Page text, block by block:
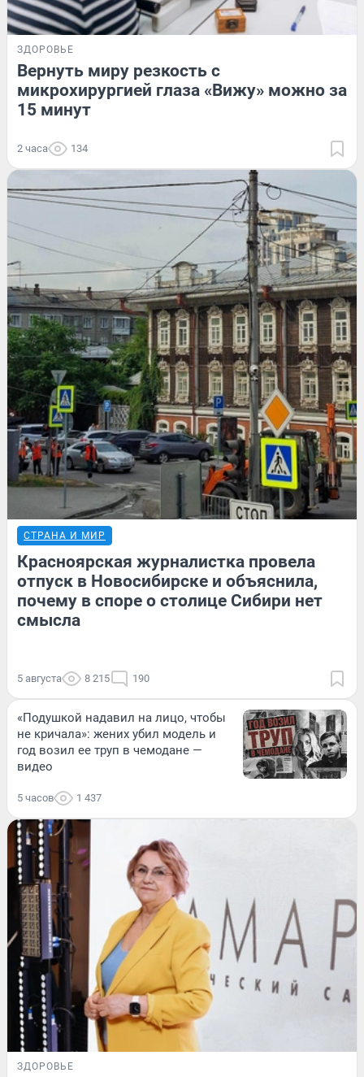
ЗДОРОВЬЕ
Вернуть миру резкость с
микрохирургией глаза «Вижу» можно за
15 минут
2 часа 134
СТРАНА И МИР
Красноярская журналистка провела
отпуск в Новосибирске и объяснила,
почему в споре о столице Сибири нет
смысла
5 августа 8 215 190
«Подушкой надавил на лицо, чтобы
не кричала»: жених убил модель и
год возил ее труп в чемодане —
видео
5 часов 1 437
ЗДОРОВЬЕ